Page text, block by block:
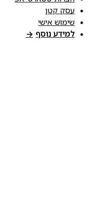
עסק קטן
שימוש אישי
למידע נוסף →